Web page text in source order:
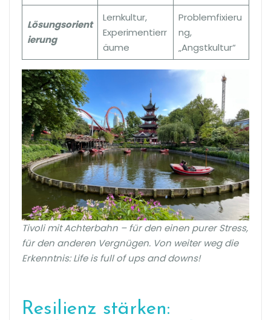
Lösungsorient
ierung
Lernkultur,
Experimentierr
äume
Problemfixieru
ng,
„Angstkultur“
Tivoli mit Achterbahn – für den einen purer Stress,
für den anderen Vergnügen. Von weiter weg die
Erkenntnis: Life is full of ups and downs!
Resilienz stärken: